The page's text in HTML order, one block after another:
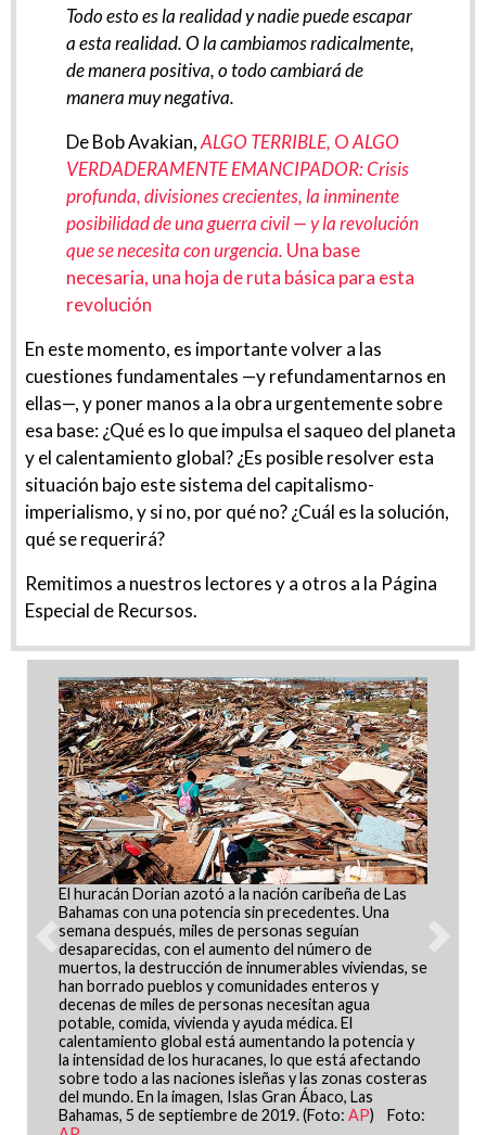
Todo esto es la realidad y nadie puede escapar
a esta realidad. O la cambiamos radicalmente,
de manera positiva, o todo cambiará de
manera muy negativa.
De Bob Avakian,ALGO TERRIBLE, OALGO
VERDADERAMENTE EMANCIPADOR: Crisis
profunda, divisiones crecientes, la inminente
posibilidad de una guerra civil — y la revolución
que se necesita con urgencia. Una base
necesaria, una hoja de ruta básica para esta
revolución
En este momento, es importante volver a las
cuestiones fundamentales —y refundamentarnos en
ellas—, y poner manos a la obra urgentemente sobre
esa base: ¿Qué es lo que impulsa el saqueo del planeta
y el calentamiento global? ¿Es posible resolver esta
situación bajo este sistema del capitalismo-
imperialismo, y si no, por qué no? ¿Cuál es la solución,
qué se requerirá?
Remitimos a nuestros lectores y a otros a la Página
Especial de Recursos.
Dos indicios en el Ártico de lo rápido y catastrófico
que el cambio climático está afectando al mundo: 1) El
1º de agosto, la capa de hielo que cubre
Groenlandiase derritió más en un solo día de lo que
jamás se haya registrado. 2) Durante los últimos dos
meses, los incendios forestales sin precedentes han
estado ardiendo desde Alaska hasta Siberia, y al
norte del Círculo Polar Ártico, lo que está
destruyendo bosques vírgenes y está emitiendo más
gases de efecto invernadero a la atmósfera. En la
imagen, el veloz derretimiento de la capa de hielo
Barnes en el Árctico canadiense. (Foto vía la
Universidad de Colorado, 2017)
Previous